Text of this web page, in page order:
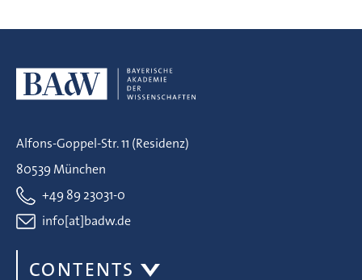
Alfons-Goppel-Str. 11 (Residenz)
80539 München
+49 89 23031-0
info[at]badw.de
CONTENTS